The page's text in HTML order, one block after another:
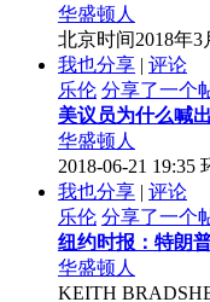
华盛顿人
北京时间2018年
我也分享 | 评论
乐伦 分享了一个
美议员为什么喊
华盛顿人
2018-06-21
我也分享 | 评论
乐伦 分享了一个
纽约时报：特朗
华盛顿人
KEITH